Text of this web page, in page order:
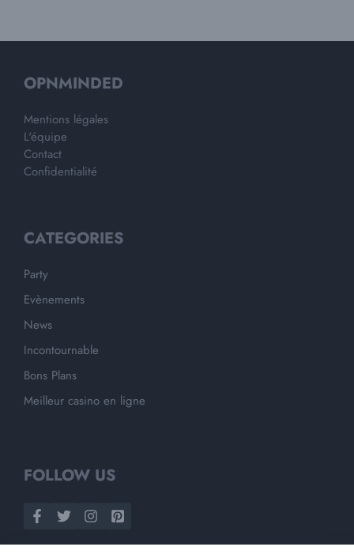
OPNMINDED
Mentions légales
L'équipe
Contact
Confidentialité
CATEGORIES
Party
Evènements
News
Incontournable
Bons Plans
Meilleur casino en ligne
FOLLOW US